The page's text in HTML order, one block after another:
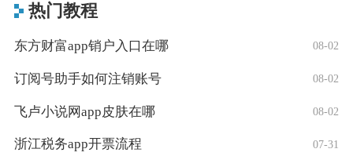
热门教程
东方财富app销户入口在哪 08-02
订阅号助手如何注销账号 08-02
飞卢小说网app皮肤在哪 08-02
浙江税务app开票流程 07-31